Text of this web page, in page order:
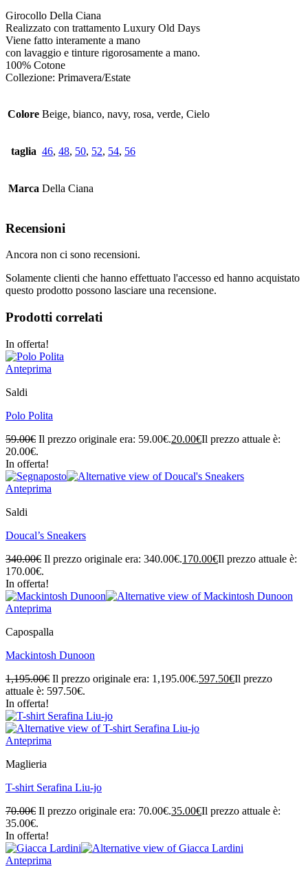
Girocollo Della Ciana
Realizzato con trattamento Luxury Old Days
Viene fatto interamente a mano
con lavaggio e tinture rigorosamente a mano.
100% Cotone
Collezione: Primavera/Estate
Colore Beige, bianco, navy, rosa, verde, Cielo
taglia 46, 48, 50, 52, 54, 56
Marca Della Ciana
Recensioni
Ancora non ci sono recensioni.
Solamente clienti che hanno effettuato l'accesso ed hanno acquistato
questo prodotto possono lasciare una recensione.
Prodotti correlati
In offerta!
Anteprima
Saldi
Polo Polita
59.00€ Il prezzo originale era: 59.00€.20.00€Il prezzo attuale è:
20.00€.
In offerta!
Anteprima
Saldi
Doucal’s Sneakers
340.00€ Il prezzo originale era: 340.00€.170.00€Il prezzo attuale è:
170.00€.
In offerta!
Anteprima
Capospalla
Mackintosh Dunoon
1,195.00€ Il prezzo originale era: 1,195.00€.597.50€Il prezzo
attuale è: 597.50€.
In offerta!
Anteprima
Maglieria
T-shirt Serafina Liu-jo
70.00€ Il prezzo originale era: 70.00€.35.00€Il prezzo attuale è:
35.00€.
In offerta!
Anteprima